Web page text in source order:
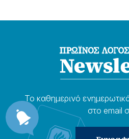
Το καθημερɩνό
στο email